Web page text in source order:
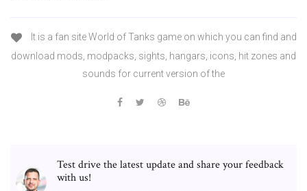
It is a fan site World of Tanks game on which you can find and
download mods, modpacks, sights, hangars, icons, hit zones and
sounds for current version of the
Test drive the latest update and share your feedback
with us!